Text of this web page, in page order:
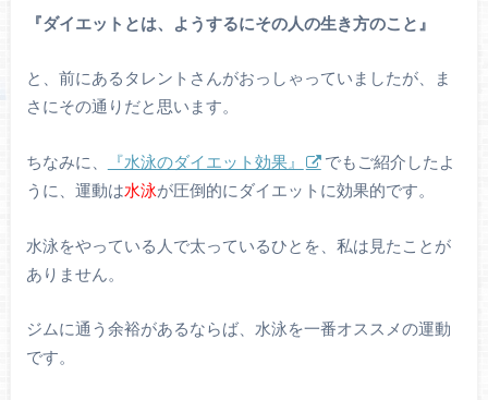
『ダイエットとは、ようするにその人の生き方のこと』
と、前にあるタレントさんがおっしゃっていましたが、ま
さにその通りだと思います。
ちなみに、 『水泳のダイエット効果』
でもご紹介したよ
うに、運動は水泳が圧倒的にダイエットに効果的です。
水泳をやっている人で太っているひとを、私は見たことが
ありません。
ジムに通う余裕があるならば、水泳を一番オススメの運動
です。